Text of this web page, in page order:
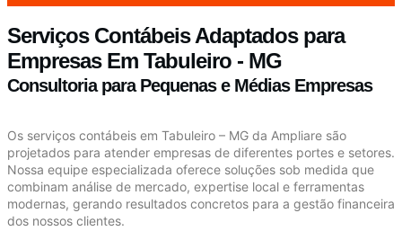
Serviços Contábeis Adaptados para
Empresas Em Tabuleiro - MG
Consultoria para Pequenas e Médias Empresas
Os serviços contábeis em Tabuleiro – MG da Ampliare são
projetados para atender empresas de diferentes portes e setores.
Nossa equipe especializada oferece soluções sob medida que
combinam análise de mercado, expertise local e ferramentas
modernas, gerando resultados concretos para a gestão financeira
dos nossos clientes.